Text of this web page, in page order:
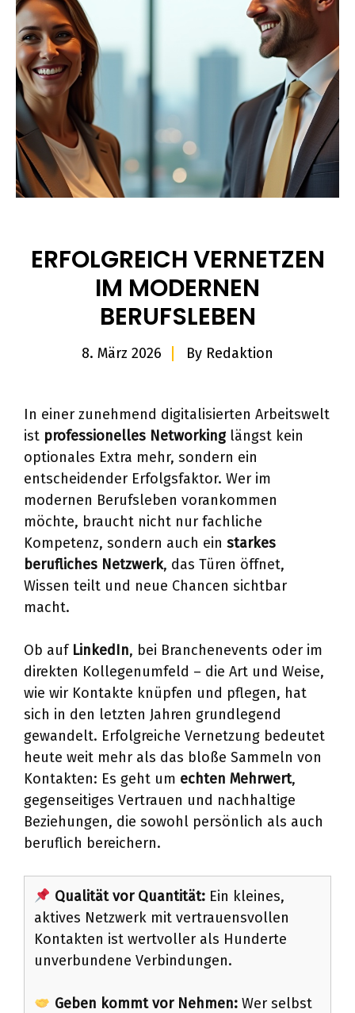
ERFOLGREICH VERNETZEN
IM MODERNEN
BERUFSLEBEN
8. März 2026 By Redaktion
In einer zunehmend digitalisierten Arbeitswelt
ist professionelles Networkinglängst kein
optionales Extra mehr, sondern ein
entscheidender Erfolgsfaktor. Wer im
modernen Berufsleben vorankommen
möchte, braucht nicht nur fachliche
Kompetenz, sondern auch ein starkes
berufliches Netzwerk, das Türen öffnet,
Wissen teilt und neue Chancen sichtbar
macht.
Ob auf LinkedIn, bei Branchenevents oder im
direkten Kollegenumfeld – die Art und Weise,
wie wir Kontakte knüpfen und pflegen, hat
sich in den letzten Jahren grundlegend
gewandelt. Erfolgreiche Vernetzung bedeutet
heute weit mehr als das bloße Sammeln von
Kontakten: Es geht um echten Mehrwert,
gegenseitiges Vertrauen und nachhaltige
Beziehungen, die sowohl persönlich als auch
beruflich bereichern.
Qualität vor Quantität:Ein kleines,
aktives Netzwerk mit vertrauensvollen
Kontakten ist wertvoller als Hunderte
unverbundene Verbindungen.
Geben kommt vor Nehmen:Wer selbst